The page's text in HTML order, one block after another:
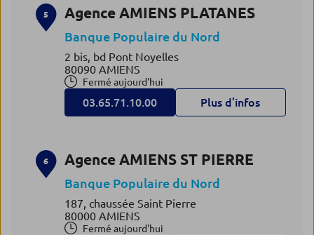
5 Agence AMIENS PLATANES
Banque Populaire du Nord
2 bis, bd Pont Noyelles
80090 AMIENS
Fermé aujourd'hui
03.65.71.10.00 Plus d’infos
6 Agence AMIENS ST PIERRE
Banque Populaire du Nord
187, chaussée Saint Pierre
80000 AMIENS
Fermé aujourd'hui